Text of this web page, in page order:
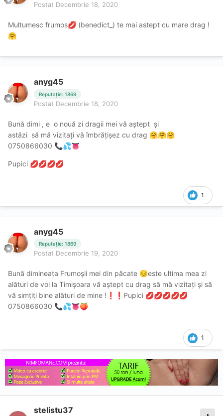
Postat Decembrie 18, 2020
Multumesc frumos💋 (benedict_) te mai astept cu mare drag !
🤗
anyg45
Reputație: 1869
Postat Decembrie 18, 2020
Bună dimi , e o nouă zi dragii mei vă aștept și
astăzi să mă vizitați vă îmbrățișez cu drag 🤗🤗🤗
0750866030 📞💦👅
Pupici 💋💋💋💋
1
anyg45
Reputație: 1869
Postat Decembrie 19, 2020
Bună dimineața Frumoșii mei din păcate 😔este ultima mea zi
alături de voi la Timișoara vă aștept cu drag să mă vizitați și să
vă simțiți bine alături de mine ! ❗ ❗ ️Pupici 💋💋💋💋💋
0750866030 📞💦👅🍑
1
stelistu37